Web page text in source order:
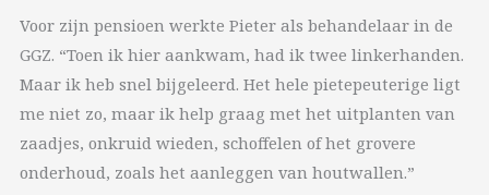
Voor zijn pensioen werkte Pieter als behandelaar in de
GGZ. “Toen ik hier aankwam, had ik twee linkerhanden.
Maar ik heb snel bijgeleerd. Het hele pietepeuterige ligt
me niet zo, maar ik help graag met het uitplanten van
zaadjes, onkruid wieden, schoffelen of het grovere
onderhoud, zoals het aanleggen van houtwallen.”